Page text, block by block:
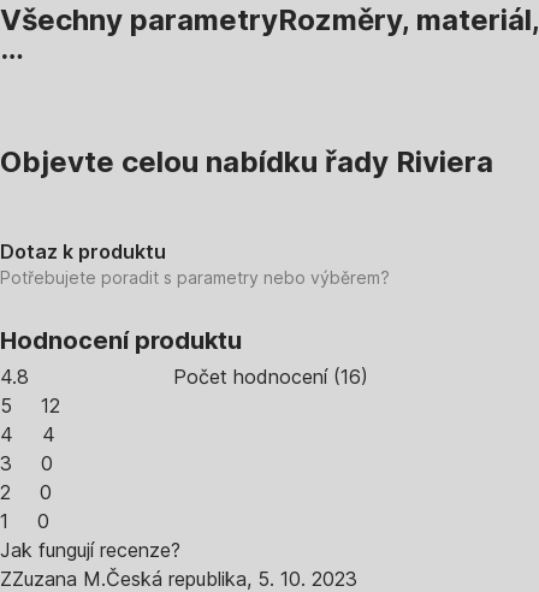
Všechny parametryRozměry, materiál,
…
Objevte celou nabídku řady Riviera
Dotaz k produktu
Potřebujete poradit s parametry nebo výběrem?
Hodnocení produktu
4.8 Počet hodnocení(16)
5
12
4
4
3
0
2
0
1
0
Jak fungují recenze?
ZZuzana M.Česká republika, 5. 10. 2023